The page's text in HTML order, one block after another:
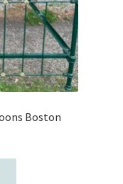
Boston